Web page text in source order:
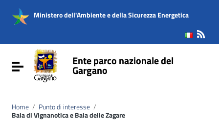
Vai al menu di navigazione
Vai al footer
Ministero dell'Ambiente e della Sicurezza Energetica
Attiva / disattiva la navigazioneEnte parco nazionale del
Gargano
Home / Punto di interesse /
Baia di Vignanotica e Baia delle Zagare